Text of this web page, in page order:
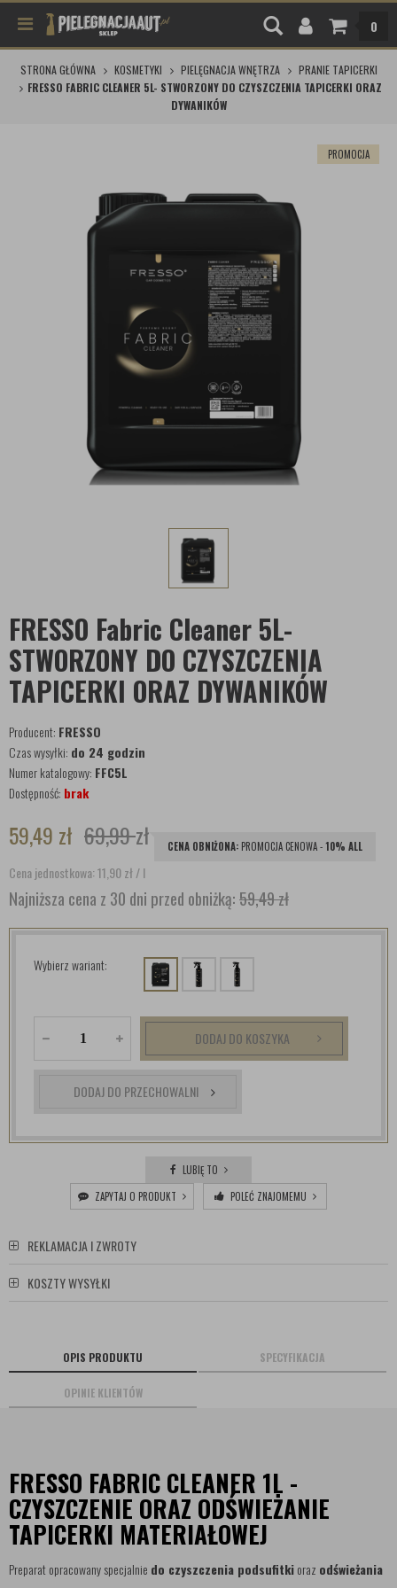
0
STRONA GŁÓWNA KOSMETYKI PIELĘGNACJA WNĘTRZA
PRANIE TAPICERKI
FRESSO FABRIC CLEANER 5L- STWORZONY DO CZYSZCZENIA TAPICERKI ORAZ
DYWANIKÓW
PROMOCJA
FRESSO Fabric Cleaner 5L-
STWORZONY DO CZYSZCZENIA
TAPICERKI ORAZ DYWANIKÓW
Producent: FRESSO
Czas wysyłki: do 24 godzin
Numer katalogowy: FFC5L
Dostępność: brak
59,49 zł 69,99zł CENA OBNIŻONA: PROMOCJA CENOWA -10% ALL
Cena jednostkowa: 11,90zł/ l
Najniższa cena z 30 dni przed obniżką:59,49 zł
Wybierz wariant:
DODAJ DO KOSZYKA
DODAJ DO PRZECHOWALNI
LUBIĘ TO
ZAPYTAJ O PRODUKT
POLEĆ ZNAJOMEMU
REKLAMACJA I ZWROTY
KOSZTY WYSYŁKI
OPIS PRODUKTU SPECYFIKACJA
OPINIE KLIENTÓW
FRESSO FABRIC CLEANER 1L -
CZYSZCZENIE ORAZ ODŚWIEŻANIE
TAPICERKI MATERIAŁOWEJ
Preparat opracowany specjalnie do czyszczenia podsufitkioraz odświeżania